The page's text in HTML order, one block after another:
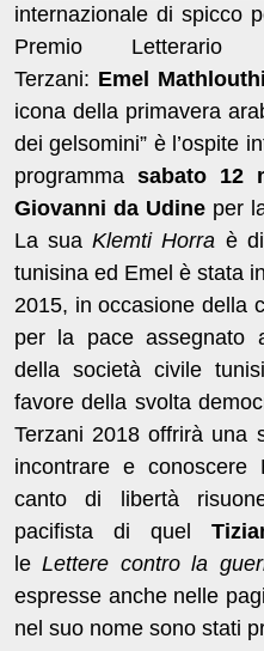
internazionale di spicco
Premio Letterario
Terzani: Emel Mathlouthi
icona della primavera
dei gelsomini” è l’ospite
programma sabato 12
Giovanni da Udineper
La suaKlemti Horra è
tunisina ed Emel è stata
2015, in occasione della
per la pace assegnato
della società civile
favore della svolta
Terzani 2018 offrirà una
incontrare e conoscere
canto di libertà
pacifista di quel
leLettere contro la
espresse anche nelle
nel suo nome sono stati